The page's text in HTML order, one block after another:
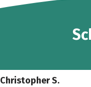
Christopher S.